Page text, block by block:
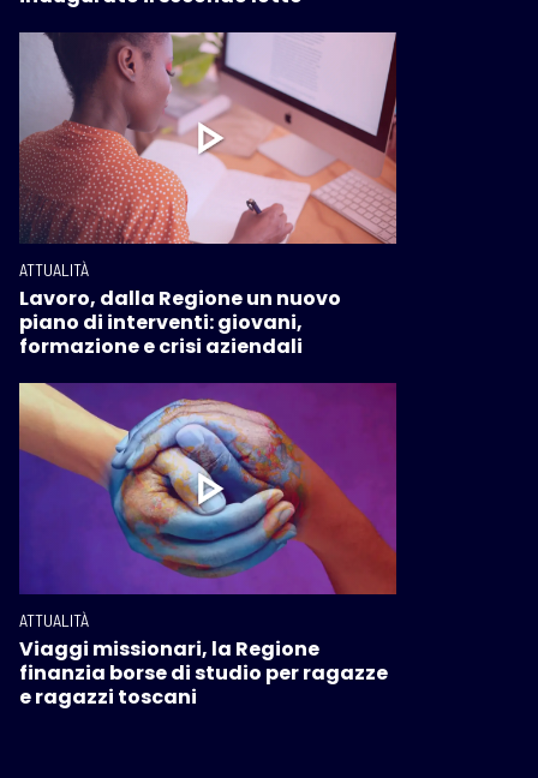
ATTUALITÀ
Lavoro, dalla Regione un nuovo
piano di interventi: giovani,
formazione e crisi aziendali
ATTUALITÀ
Viaggi missionari, la Regione
finanzia borse di studio per ragazze
e ragazzi toscani